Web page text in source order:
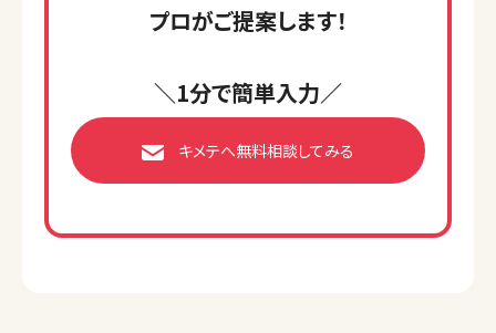
プロがご提案します！
＼1分で簡単入力／
キメテへ無料相談してみる